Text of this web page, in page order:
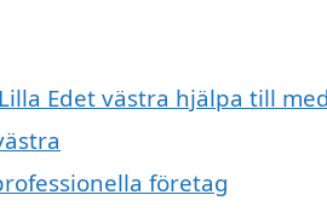
Edet västra hjälpa till
företag